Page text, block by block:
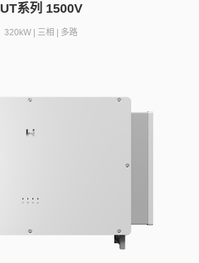
UT系列 1500V
320kW | 三相 | 多路